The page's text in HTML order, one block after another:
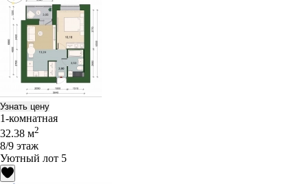
Узнать цену
1-комнатная
32.38 м2
8/9 этаж
Уютный лот 5